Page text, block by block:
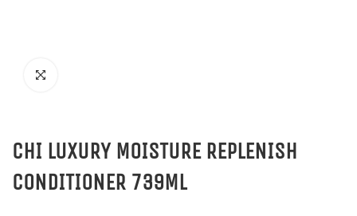
CHI LUXURY MOISTURE REPLENISH
CONDITIONER 739ML